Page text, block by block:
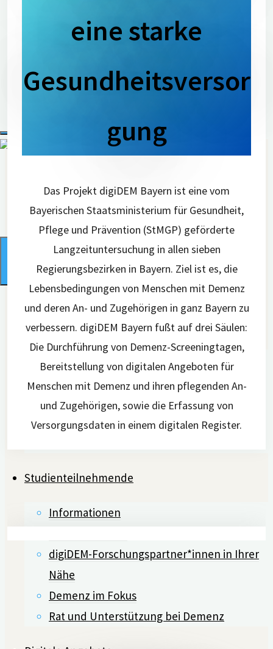
Pressekontakt
Aktuelles
Was ist digiDEM?
Neues zu digiDEM
Veröffentlichungen
Kongressbeiträge
Studienteilnehmende
Informationen
digiDEM-Forschungspartner*innen in Ihrer
Nähe
Demenz im Fokus
Rat und Unterstützung bei Demenz
eine starke
Gesundheitsversor
gung
Das Projekt digiDEM Bayern ist eine vom
Bayerischen Staatsministerium für Gesundheit,
Pflege und Prävention (StMGP) geförderte
Langzeituntersuchung in allen sieben
Regierungsbezirken in Bayern. Ziel ist es, die
Lebensbedingungen von Menschen mit Demenz
und deren An- und Zugehörigen in ganz Bayern zu
verbessern. digiDEM Bayern fußt auf drei Säulen:
Die Durchführung von Demenz-Screeningtagen,
Bereitstellung von digitalen Angeboten für
Menschen mit Demenz und ihren pflegenden An-
und Zugehörigen, sowie die Erfassung von
Versorgungsdaten in einem digitalen Register.